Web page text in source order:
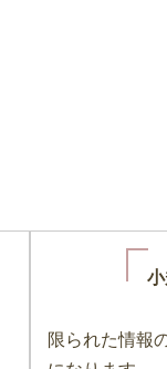
限られた情報